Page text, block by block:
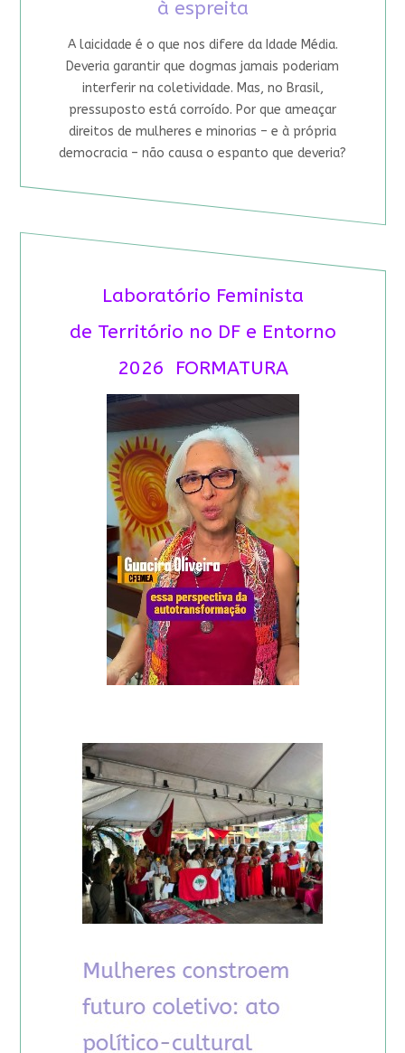
à espreita
A laicidade é o que nos difere da Idade Média.
Deveria garantir que dogmas jamais poderiam
interferir na coletividade. Mas, no Brasil,
pressuposto está corroído. Por que ameaçar
direitos de mulheres e minorias – e à própria
democracia – não causa o espanto que deveria?
Laboratório Feminista
de Território no DF e Entorno
2026 FORMATURA